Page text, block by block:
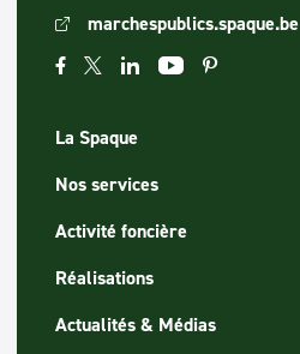
marchespublics.spaque.be
La Spaque
Nos services
Activité foncière
Réalisations
Actualités & Médias